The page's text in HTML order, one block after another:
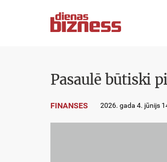
Pasaulē būtiski
FINANSES 2026. gada 4. jūnijs